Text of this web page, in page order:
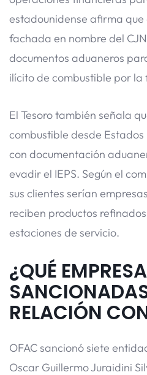
estadounidense afirma
fachada en nombre del
documentos aduaneros
ilícito de combustible por la
El Tesoro también señala
combustible desde
con documentación
evadir el IEPS. Según el
sus clientes serían
reciben productos
estaciones de servicio.
¿QUÉ
RELACIÓN
OFAC sancionó siete
Oscar Guillermo Juraidini